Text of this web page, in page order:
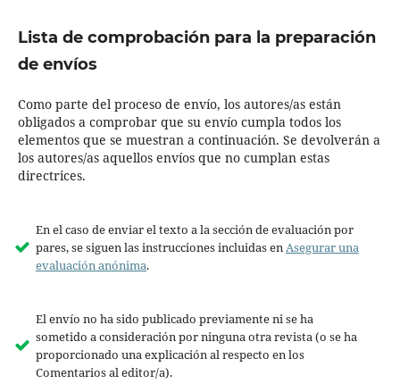
Lista de comprobación para la preparación
de envíos
Como parte del proceso de envío, los autores/as están
obligados a comprobar que su envío cumpla todos los
elementos que se muestran a continuación. Se devolverán a
los autores/as aquellos envíos que no cumplan estas
directrices.
En el caso de enviar el texto a la sección de evaluación por
pares, se siguen las instrucciones incluidas enAsegurar una
evaluación anónima.
El envío no ha sido publicado previamente ni se ha
sometido a consideración por ninguna otra revista (o se ha
proporcionado una explicación al respecto en los
Comentarios al editor/a).